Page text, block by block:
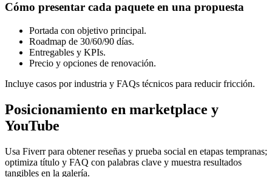
Cómo presentar cada paquete en una propuesta
Portada con objetivo principal.
Roadmap de 30/60/90 días.
Entregables y KPIs.
Precio y opciones de renovación.
Incluye casos por industria y FAQs técnicos para reducir fricción.
Posicionamiento en marketplace y
YouTube
Usa Fiverr para obtener reseñas y prueba social en etapas tempranas;
optimiza título y FAQ con palabras clave y muestra resultados
tangibles en la galería.